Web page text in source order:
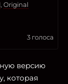
Original
3 голоса
версию
которая